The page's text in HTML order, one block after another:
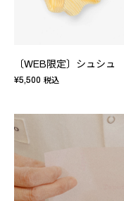
〔WEB限定〕シュシュ
¥5,500 税込